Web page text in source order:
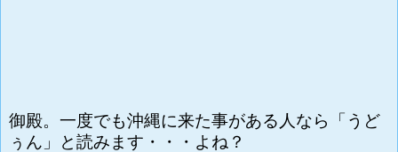
御殿。一度でも沖縄に来た事がある人なら「うど
ぅん」と読みます・・・よね？